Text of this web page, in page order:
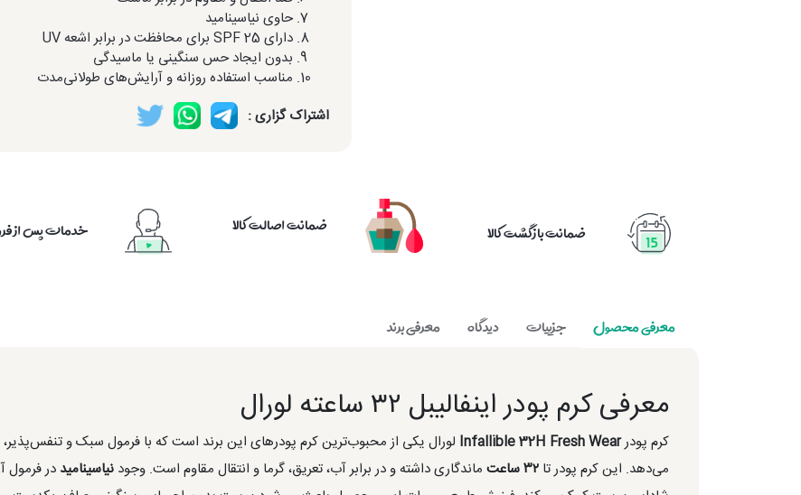
حاوی نیاسینامید
دارای SPF 25 برای محافظت در برابر اشعه UV
بدون ایجاد حس سنگینی یا ماسیدگی
مناسب استفاده روزانه و آرایش‌های طولانی‌مدت
اشتراک گزاری :
ضمانت بازگشت کالا ضمانت اصالت کالا خدمات پس از
معرفی محصول جزییات دیدگاه معرفی برند
معرفی کرم پودر اینفالیبل ۳۲ ساعته لورال
کرم پودرInfallible 32H Fresh Wear لورال یکی از محبوب‌ترین کرم پودرهای این برند است که با فرمول سبک و تنفس‌پذیر،
می‌دهد. این کرم پودر تا ۳۲ ساعت ماندگاری داشته و در برابر آب، تعریق، گرما و انتقال مقاوم است. وجود نیاسینامید در فرمول